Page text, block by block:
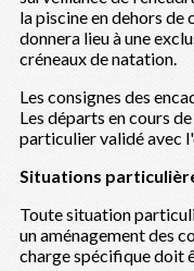
la piscine en dehors de
donnera lieu à une
créneaux de natation.
Les consignes des
Les départs en cours
particulier validé avec
Situations
Toute situation
un aménagement des
charge spécifique doit